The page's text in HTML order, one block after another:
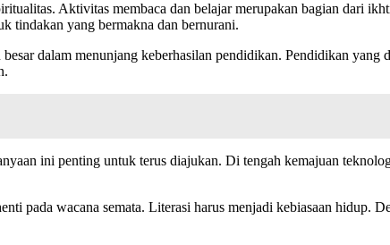
Aktivitas membaca dan belajar merupakan bagian dari
tindakan yang bermakna dan bernurani.
dalam menunjang keberhasilan pendidikan. Pendidikan yang
ini penting untuk terus diajukan. Di tengah kemajuan
pada wacana semata. Literasi harus menjadi kebiasaan hidup.